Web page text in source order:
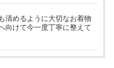
清めるように大切なお着物
向けて今一度丁寧に整えて